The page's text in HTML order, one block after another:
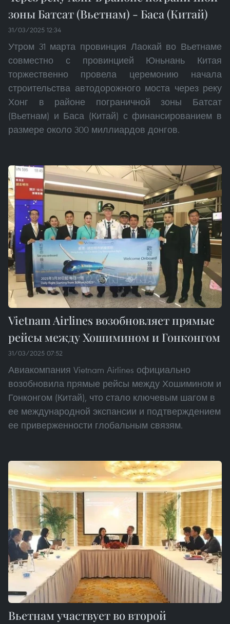
зоны Батсат (Вьетнам) - Баса (Китай)
31/03/2025 12:34
Утром 31 марта провинция Лаокай во Вьетнаме
совместно с провинцией Юньнань Китая
торжественно провела церемонию начала
строительства автодорожного моста через реку
Хонг в районе пограничной зоны Батсат
(Вьетнам) и Баса (Китай) с финансированием в
размере около 300 миллиардов донгов.
Vietnam Airlines возобновляет прямые
рейсы между Хошимином и Гонконгом
31/03/2025 07:52
Авиакомпания Vietnam Airlines официально
возобновила прямые рейсы между Хошимином и
Гонконгом (Китай), что стало ключевым шагом в
ее международной экспансии и подтверждением
ее приверженности глобальным связям.
Вьетнам участвует во второй